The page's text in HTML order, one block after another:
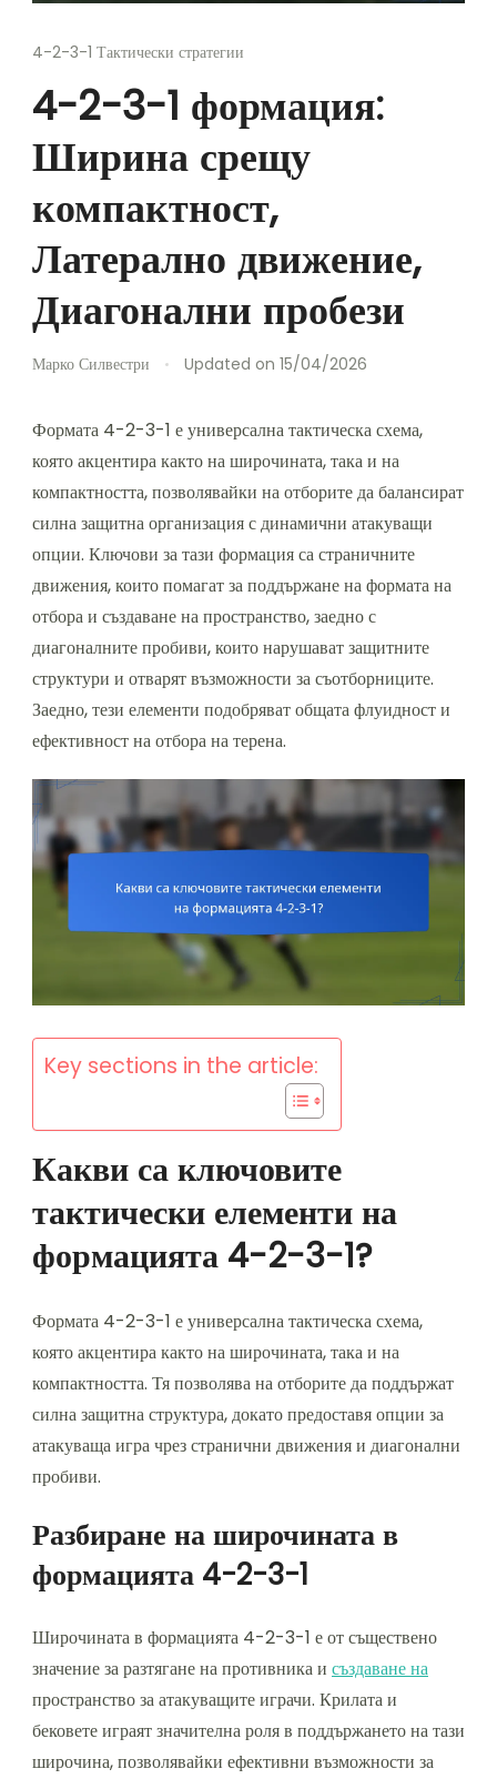
4-2-3-1 Тактически стратегии
4-2-3-1 формация:
Ширина срещу
компактност,
Латерално движение,
Диагонални пробези
Марко Силвестри Updated on 15/04/2026
Формата 4-2-3-1 е универсална тактическа схема,
която акцентира както на широчината, така и на
компактността, позволявайки на отборите да балансират
силна защитна организация с динамични атакуващи
опции. Ключови за тази формация са страничните
движения, които помагат за поддържане на формата на
отбора и създаване на пространство, заедно с
диагоналните пробиви, които нарушават защитните
структури и отварят възможности за съотборниците.
Заедно, тези елементи подобряват общата флуидност и
ефективност на отбора на терена.
Key sections in the article:
Какви са ключовите
тактически елементи на
формацията 4-2-3-1?
Формата 4-2-3-1 е универсална тактическа схема,
която акцентира както на широчината, така и на
компактността. Тя позволява на отборите да поддържат
силна защитна структура, докато предоставя опции за
атакуваща игра чрез странични движения и диагонални
пробиви.
Разбиране на широчината в
формацията 4-2-3-1
Широчината в формацията 4-2-3-1 е от съществено
значение за разтягане на противника и създаване на
пространство за атакуващите играчи. Крилата и
бековете играят значителна роля в поддържането на тази
широчина, позволявайки ефективни възможности за